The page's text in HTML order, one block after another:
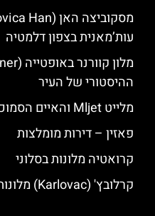
עות’מאנית בצפון דלמטיה
ההיסטורי של העיר
מלייט Mljet והאיים הסמוכים – מלונות מומלצים
פאזין – דירות מומלצות
קרואטיה מלונות בסלוני
קרלובץ' (Karlovac) מלונות מומלצים